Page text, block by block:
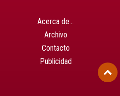
Acerca de…
Archivo
Contacto
Publicidad